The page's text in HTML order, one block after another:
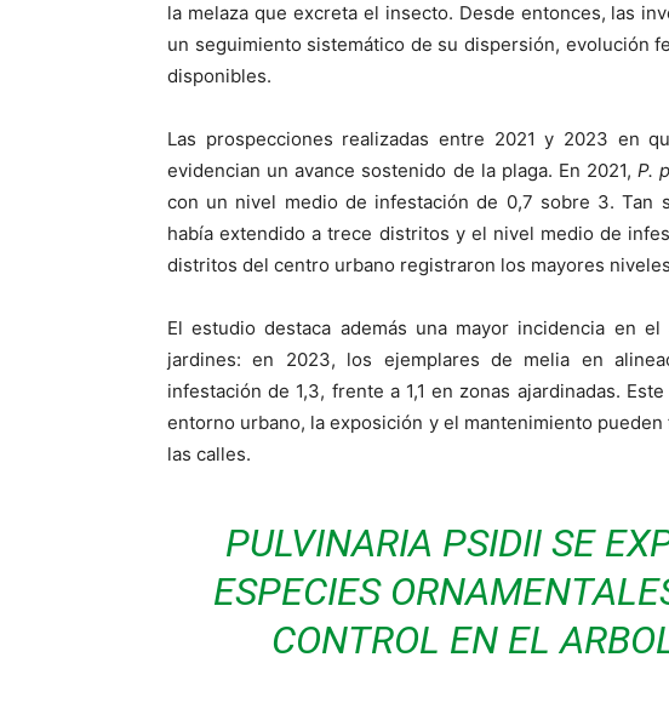
la melaza que excreta el insecto. Desde entonces, las
un seguimiento sistemático de su dispersión, evolución
disponibles.
Las prospecciones realizadas entre 2021 y 2023 en
evidencian un avance sostenido de la plaga. En 2021,P.
con un nivel medio de infestación de 0,7 sobre 3. Tan
había extendido a trece distritos y el nivel medio de
distritos del centro urbano registraron los mayores
El estudio destaca además una mayor incidencia en
jardines: en 2023, los ejemplares de melia en
infestación de 1,3, frente a 1,1 en zonas ajardinadas.
entorno urbano, la exposición y el mantenimiento
las calles.
PULVINARIA PSIDIISE
ESPECIES
CONTROL EN EL